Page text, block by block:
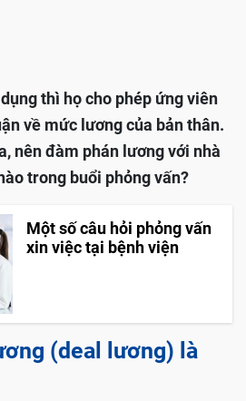
thì họ cho phép ứng viên
về mức lương của bản thân.
nên đàm phán lương với nhà
trong buổi phỏng vấn?
Một số câu hỏi phỏng vấn
xin việc tại bệnh viện
(deal lương) là